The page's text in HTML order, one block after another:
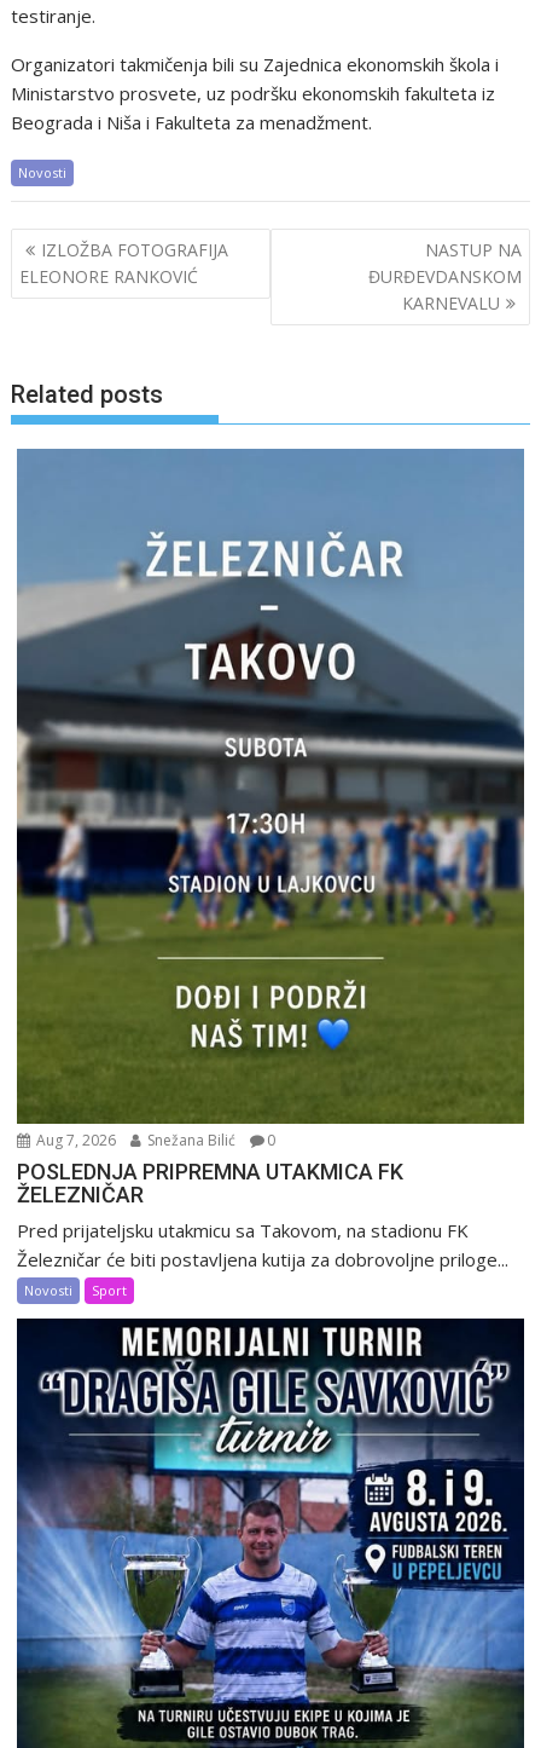
testiranje.
Organizatori takmičenja bili su Zajednica ekonomskih škola i
Ministarstvo prosvete, uz podršku ekonomskih fakulteta iz
Beograda i Niša i Fakulteta za menadžment.
Novosti
Post
navigation
IZLOŽBA FOTOGRAFIJA
ELEONORE RANKOVIĆ
NASTUP NA
ĐURĐEVDANSKOM
KARNEVALU
Related posts
Aug 7, 2026 Snežana Bilić 0
POSLEDNJA PRIPREMNA UTAKMICA FK
ŽELEZNIČAR
Pred prijateljsku utakmicu sa Takovom, na stadionu FK
Železničar će biti postavljena kutija za dobrovoljne priloge...
Novosti Sport